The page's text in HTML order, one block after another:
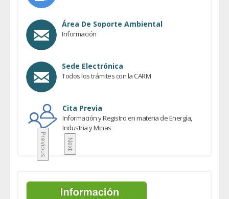
Área De Soporte Ambiental
Información
Sede Electrónica
Todos los trámites con la CARM
Cita Previa
Información y Registro en materia de Energía,
Industria y Minas
Previous Next